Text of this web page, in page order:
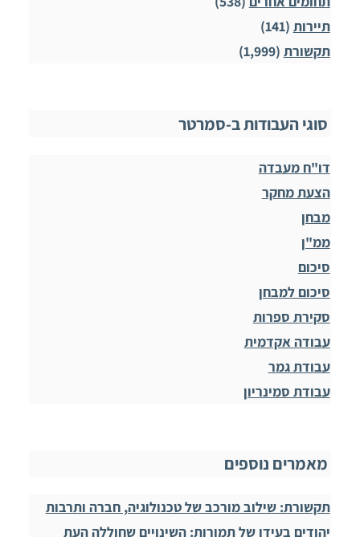
תיירות (141)
תקשורת (1,999)
סוגי העבודות ב-סמרטר
דו"ח מעבדה
הצעת מחקר
מבחן
ממ"ן
סיכום
סיכום למבחן
סקירת ספרות
עבודה אקדמית
עבודת גמר
עבודת סמינריון
מאמרים נוספים
תקשורת: שילוב מורכב של טכנולוגיה, חברה ותרבות
יהודים בעידן של תמורות: השינויים שחוללה העת